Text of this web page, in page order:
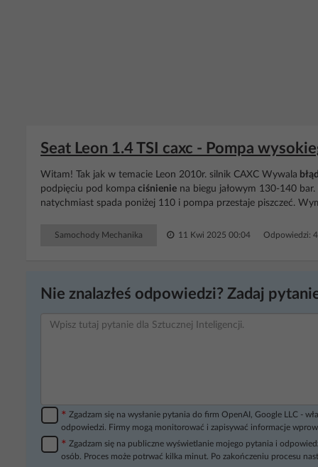
Seat Leon 1.4 TSI caxc - Pompa
Witam! Tak jak w temacie Leon 2010r. silnik CAXC Wywala błąd
podpięciu pod kompa ciśnienie na biegu jałowym 130-140
natychmiast spada poniżej 110 i pompa przestaje piszczeć.
Samochody Mechanika 11 Kwi 2025 00:04 Odpowiedzi:
Nie znalazłeś odpowiedzi? Zadaj
* Zgadzam się na wysłanie pytania do firm OpenAI, Google LLC -
odpowiedzi. Firmy mogą monitorować i zapisywać informacje
* Zgadzam się na publiczne wyświetlanie mojego pytania i
osób. Proces może potrwać kilka minut. Po zakończeniu procesu